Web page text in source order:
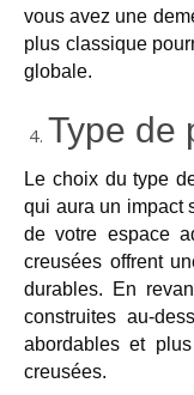
vous avez une
plus classique
globale.
Type de
Le choix du type
qui aura un impact
de votre espace
creusées offrent
durables. En
construites au-
abordables et
creusées.